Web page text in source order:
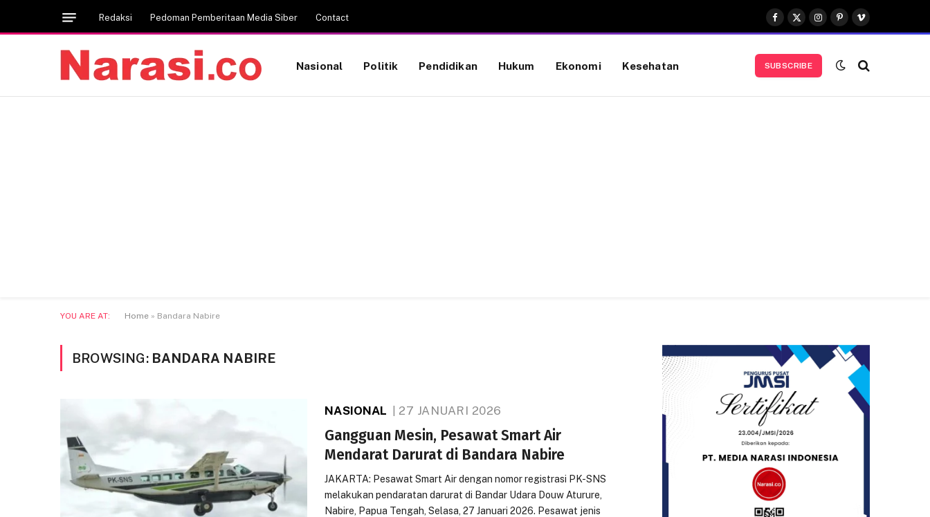
Redaksi Pedoman Pemberitaan Media Siber Contact
Facebook
X
(Twitter)
Instagram
Pinterest
Vimeo
Nasional Politik Pendidikan Hukum Ekonomi Kesehatan SUBSCRIBE
YOU ARE AT: Home » Bandara Nabire
BROWSING: BANDARA NABIRE
NASIONAL 27 JANUARI 2026
Gangguan Mesin, Pesawat Smart Air
Mendarat Darurat di Bandara Nabire
JAKARTA: Pesawat Smart Air dengan nomor registrasi PK-SNS
melakukan pendaratan darurat di Bandar Udara Douw Aturure,
Nabire, Papua Tengah, Selasa, 27 Januari 2026. Pesawat jenis